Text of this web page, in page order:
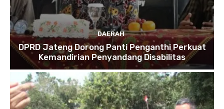
DAERAH
DPRD Jateng Dorong Panti Penganthi Perkuat
Kemandirian Penyandang Disabilitas